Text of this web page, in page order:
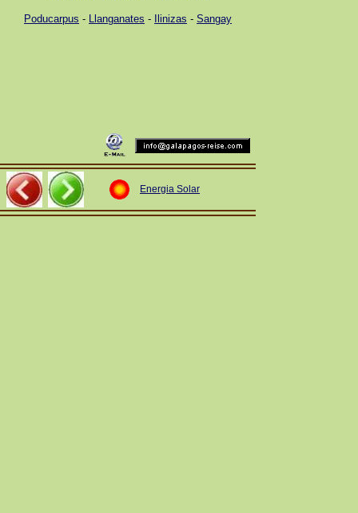
Poducarpus - Llanganates - Ilinizas - Sangay
Energia Solar